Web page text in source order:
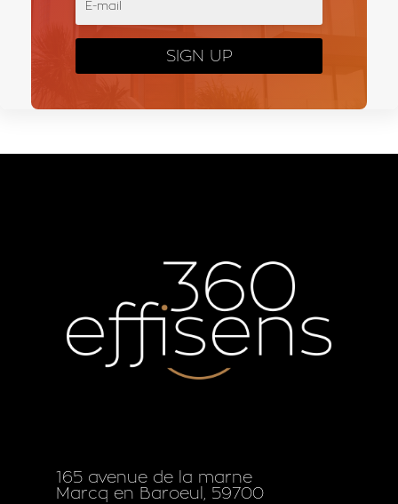
SIGN UP
165 avenue de la marne
Marcq en Baroeul, 59700